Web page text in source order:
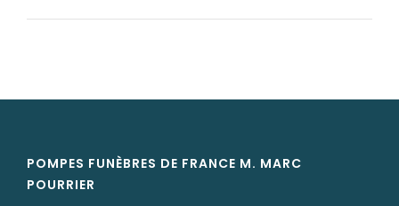
POMPES FUNÈBRES DE FRANCE M. MARC
POURRIER